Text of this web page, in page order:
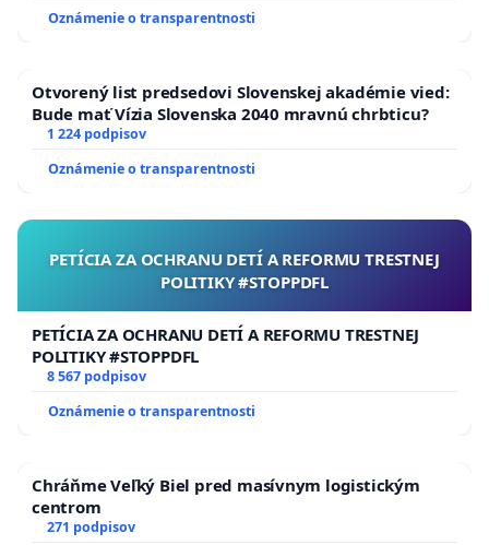
Oznámenie o transparentnosti
Otvorený list predsedovi Slovenskej akadémie vied:
Bude mať Vízia Slovenska 2040 mravnú chrbticu?
1 224 podpisov
Oznámenie o transparentnosti
PETÍCIA ZA OCHRANU DETÍ A REFORMU TRESTNEJ
POLITIKY #STOPPDFL
PETÍCIA ZA OCHRANU DETÍ A REFORMU TRESTNEJ
POLITIKY #STOPPDFL
8 567 podpisov
Oznámenie o transparentnosti
Chráňme Veľký Biel pred masívnym logistickým
centrom
271 podpisov